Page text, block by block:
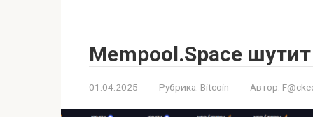
Mempool.Space
01.04.2025 Рубрика: Bitcoin Автор: